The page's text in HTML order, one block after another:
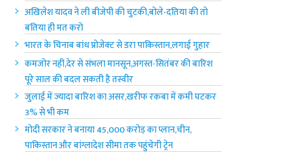
अखिलेश यादव ने ली बीजेपी की चुटकी,बोले-दतिया की तो
बतिया ही मत करो
भारत के चिनाब बांध प्रोजेक्ट से डरा पाकिस्तान,लगाई गुहार
कमजोर नहीं,देर से संभला मानसून,अगस्त-सितंबर की बारिश
पूरे साल की बदल सकती है तस्वीर
जुलाई में ज्यादा बारिश का असर,खरीफ रकबा में कमी घटकर
3% से भी कम
मोदी सरकार ने बनाया 45,000 करोड़ का प्लान,चीन,
पाकिस्तान और बांग्लादेश सीमा तक पहुंचेगी ट्रेन